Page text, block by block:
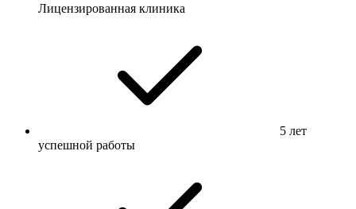
Лицензированная клиника
5 лет
успешной работы